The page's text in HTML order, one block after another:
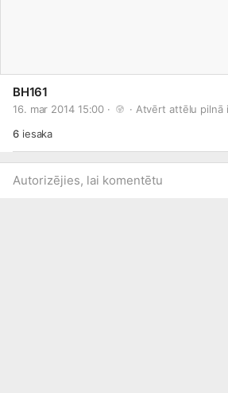
BH161
16. mar 2014 15:00 · · Atvērt attēlu pilnā
6iesaka
Autorizējies, lai komentētu